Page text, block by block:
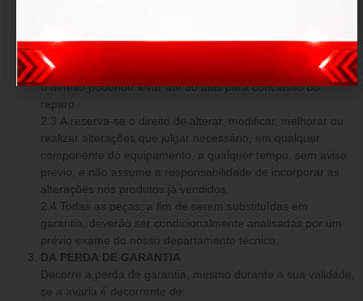
2.2 A compromete-se em dar início na manutenção e
reparos num período de até 7 (sete) dias após comprovado
o defeito podendo levar até 30 dias para conclusão do
reparo.
2.3 A reserva-se o direito de alterar, modificar, melhorar ou
realizar alterações que julgar necessário, em qualquer
componente do equipamento, a qualquer tempo, sem aviso
prévio, e não assume a responsabilidade de incorporar as
alterações nos produtos já vendidos.
2.4 Todas as peças, a fim de serem substituídas em
garantia, deverão ser condicionalmente analisadas por um
prévio exame do nosso departamento técnico.
DA PERDA DE GARANTIA
Decorre a perda de garantia, mesmo durante a sua validade,
se a avaria é decorrente de: